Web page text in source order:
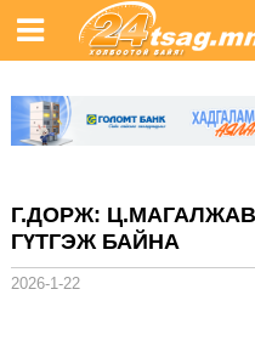
Г.ДОРЖ:
ГҮТГЭЖ БАЙНА
2026-1-22